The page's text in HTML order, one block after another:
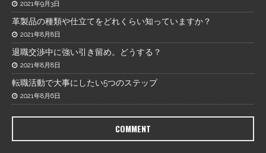
2021年9月3日
革製品の種類や仕立てをどれくらい知っていますか？
2021年8月8日
退職交渉中に強い引き留め。どうする？
2021年8月8日
転職活動で大事にしたい5つのステップ
2021年8月6日
COMMENT